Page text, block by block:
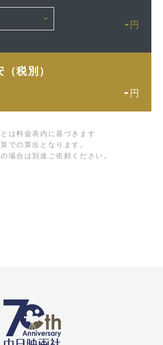
- 円
税別）
- 円
は料金表内に基づきます
での算出となります。
場合は別途ご依頼ください。